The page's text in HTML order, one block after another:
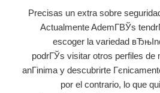
Precisas un extra sobre
Actualmente AdemГ­ВЎs
escoger la variedad
podrГЎs visitar otros perfiles de
anГіnima y descubrirte
por el contrario, lo que